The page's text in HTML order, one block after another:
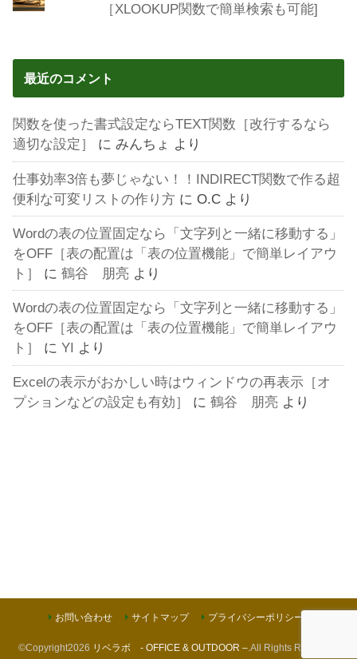
［XLOOKUP関数で簡単検索も可能]
最近のコメント
関数を使った書式設定ならTEXT関数［改行するなら
適切な設定］
にみんちょ より
仕事効率3倍も夢じゃない！！INDIRECT関数で作る超
便利な可変リストの作り方 にO.C より
Wordの表の位置固定なら「文字列と一緒に移動する」
をOFF［表の配置は「表の位置機能」で簡単レイアウ
ト］
に鶴谷 朋亮 より
Wordの表の位置固定なら「文字列と一緒に移動する」
をOFF［表の配置は「表の位置機能」で簡単レイアウ
ト］
にYI より
Excelの表示がおかしい時はウィンドウの再表示［オ
プションなどの設定も有効］
に鶴谷 朋亮 より
お問い合わせ サイトマップ プライバシーポリシー
©Copyright2026 リベラボ - OFFICE & OUTDOOR – .All Rights Reserved.